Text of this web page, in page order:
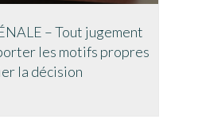
– Tout jugement
les motifs propres
la décision